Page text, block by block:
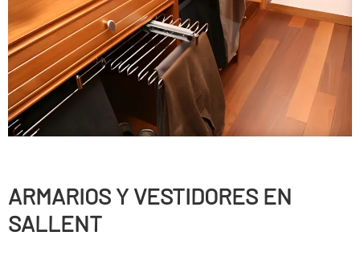
ARMARIOS Y VESTIDORES EN
SALLENT